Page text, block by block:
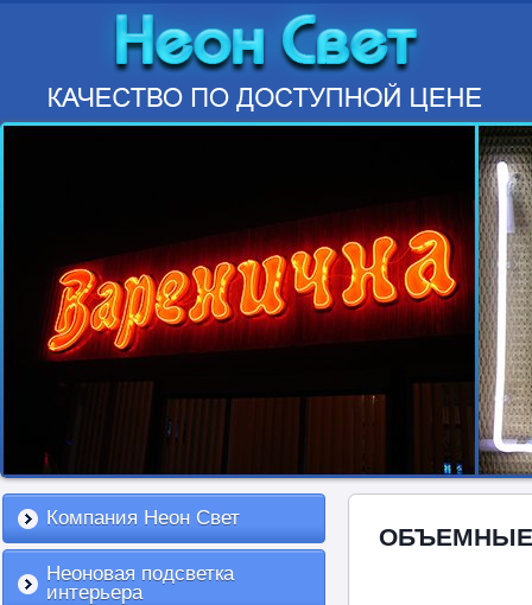
Компания Неон Свет
Неоновая подсветка
интерьера
ОБЪЕМНЫЕ